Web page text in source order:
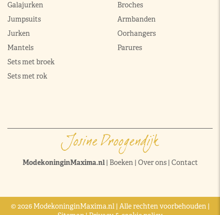
Galajurken
Jumpsuits
Jurken
Mantels
Sets met broek
Sets met rok
Broches
Armbanden
Oorhangers
Parures
ModekoninginMaxima.nl| Boeken| Over ons| Contact
© 2026 ModekoninginMaxima.nl | Alle rechten voorbehouden |